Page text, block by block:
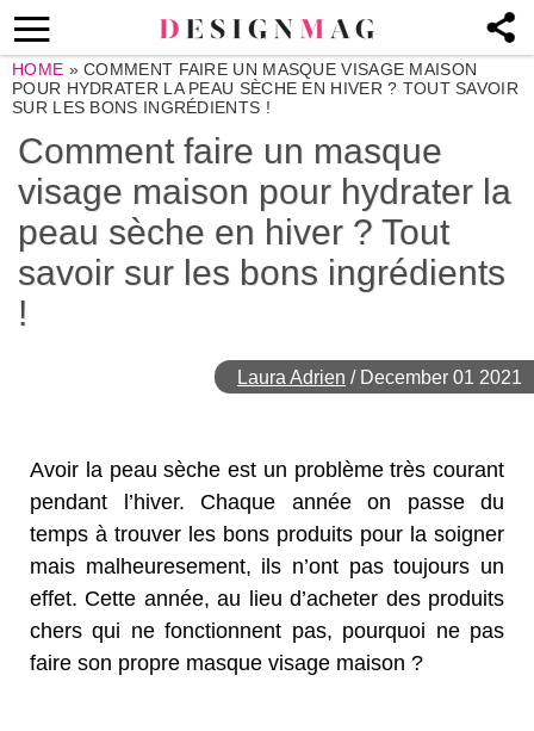
HOME »COMMENT FAIRE UN MASQUE VISAGE MAISON
POUR HYDRATER LA PEAU SÈCHE EN HIVER ? TOUT SAVOIR
SUR LES BONS INGRÉDIENTS !
Comment faire un masque
visage maison pour hydrater la
peau sèche en hiver ? Tout
savoir sur les bons ingrédients
!
Laura Adrien / December 01 2021
Avoir la peau sèche est un problème très courant
pendant l’hiver. Chaque année on passe du
temps à trouver les bons produits pour la soigner
mais malheuresement, ils n’ont pas toujours un
effet. Cette année, au lieu d’acheter des produits
chers qui ne fonctionnent pas, pourquoi ne pas
faire son propre masque visage maison ?